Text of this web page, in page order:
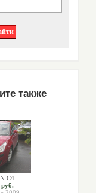
также
C4
руб.